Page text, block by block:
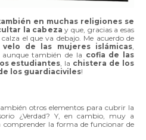
en muchas religiones se
la cabeza y que, gracias a esas
el que va debajo. Me acuerdo de
velo de las mujeres islámicas,
aunque también de la cofia de las
estudiantes, la chistera de los
los guardiaciviles!
otros elementos para cubrir la
¿Verdad? Y, en cambio, muy a
comprender la forma de funcionar de